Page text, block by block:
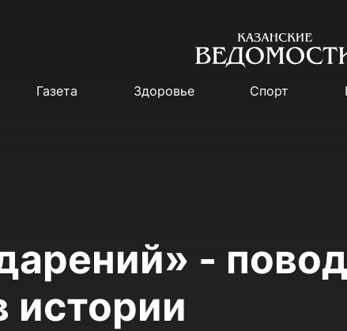
Газета Здоровье Спорт
-
истории